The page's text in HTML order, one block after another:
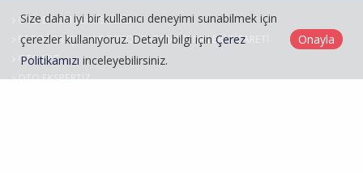
OTO BAKIM SERVİSCİLİĞİ
FOTOĞRAFÇILIK VE FOTOĞRAF MALZEMELERİ TİCARETİ
OTO LPG
OTO EKSPERTİZ
Size daha iyi bir kullanıcı deneyimi sunabilmek için
çerezler kullanıyoruz. Detaylı bilgi için Çerez
Politikamızı inceleyebilirsiniz.
Onayla